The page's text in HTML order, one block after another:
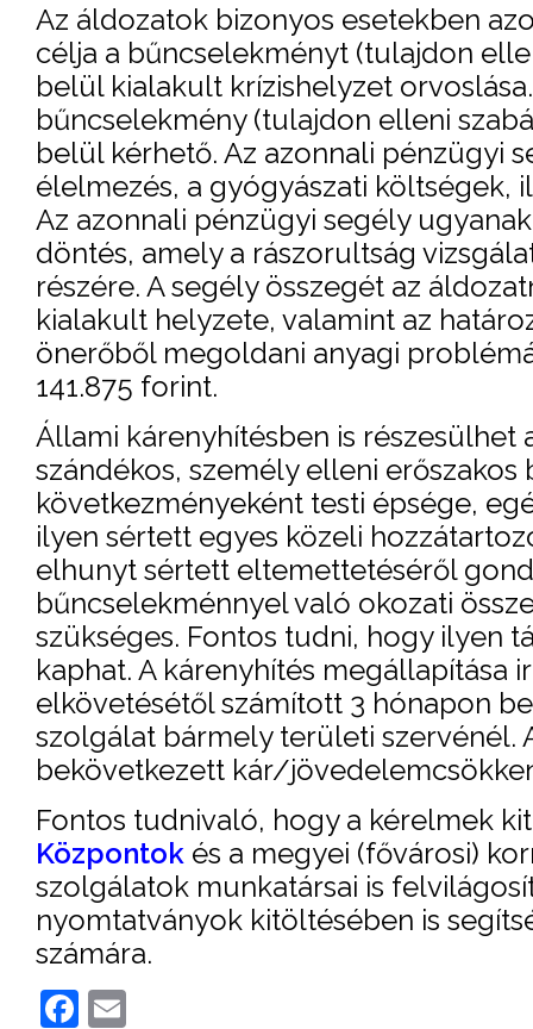
Az áldozatok bizonyos esetekben
célja a bűncselekményt (tulajdon
belül kialakult krízishelyzet
bűncselekmény (tulajdon elleni
belül kérhető. Az azonnali pénzügyi
élelmezés, a gyógyászati költségek,
Az azonnali pénzügyi segély
döntés, amely a rászorultság
részére. A segély összegét az
kialakult helyzete, valamint az
önerőből megoldani anyagi
141.875 forint.
Állami kárenyhítésben is részesülhet
szándékos, személy elleni
következményeként testi épsége,
ilyen sértett egyes közeli
elhunyt sértett eltemettetéséről
bűncselekménnyel való okozati
szükséges. Fontos tudni, hogy ilyen
kaphat. A kárenyhítés megállapítása
elkövetésétől számított 3 hónapon
szolgálat bármely területi szervénél.
bekövetkezett kár/
Fontos tudnivaló, hogy a kérelmek
Központok és a megyei (fővárosi)
szolgálatok munkatársai is
nyomtatványok kitöltésében is
számára.
Facebook